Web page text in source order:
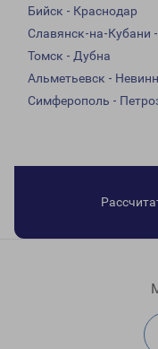
Бийск - Краснодар
Славянск-на-Кубани
Томск - Дубна
Альметьевск -
Симферополь -